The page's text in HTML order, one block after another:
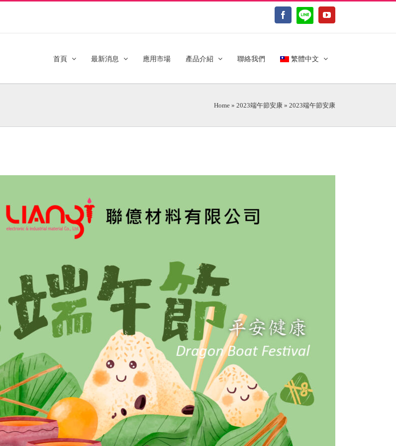
Facebook
LINE@ YouTube
首頁 最新消息 應用市場 產品介紹 聯絡我們 繁體中文
Home » 2023端午節安康 » 2023端午節安康